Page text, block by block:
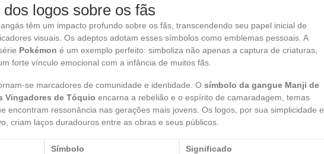
dos logos sobre os fãs
têm um impacto profundo sobre os fãs, transcendendo seu papel inicial de
visuais. Os adeptos adotam esses símbolos como emblemas pessoais. A
Pokémon é um exemplo perfeito: simboliza não apenas a captura de criaturas,
forte vínculo emocional com a infância de muitos fãs.
se marcadores de comunidade e identidade. O símbolo da gangue Manji de
Vingadores de Tóquio encarna a rebelião e o espírito de camaradagem, temas
encontram ressonância nas gerações mais jovens. Os logos, por sua simplicidade e
criam laços duradouros entre as obras e seus públicos.
Símbolo Significado